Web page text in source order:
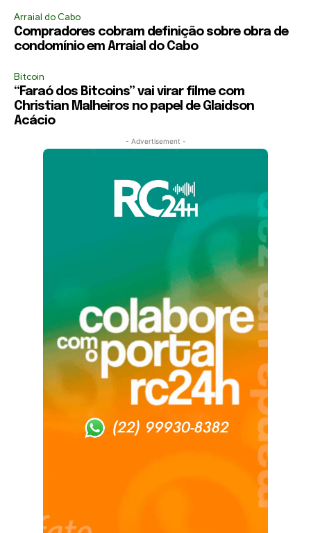
Arraial do Cabo
Compradores cobram definição sobre obra de
condomínio em Arraial do Cabo
Bitcoin
“Faraó dos Bitcoins” vai virar filme com
Christian Malheiros no papel de Glaidson
Acácio
- Advertisement -